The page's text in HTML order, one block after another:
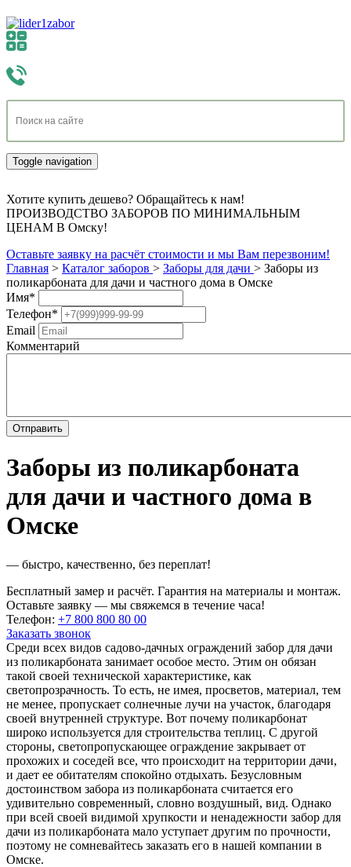
Toggle navigation
Хотите купить дешево? Обращайтесь к нам!
ПРОИЗВОДСТВО ЗАБОРОВ ПО МИНИМАЛЬНЫМ
ЦЕНАМ В Омску!
Оставьте заявку на расчёт стоимости и мы Вам перезвоним!
Главная > Каталог заборов > Заборы для дачи > Заборы из
поликарбоната для дачи и частного дома в Омске
Имя*
Телефон*
Email
Комментарий
Заборы из поликарбоната
для дачи и частного дома в
Омске
— быстро, качественно, без переплат!
Бесплатный замер и расчёт. Гарантия на материалы и монтаж.
Оставьте заявку — мы свяжемся в течение часа!
Телефон: +7 800 800 80 00
Заказать звонок
Среди всех видов садово-дачных ограждений забор для дачи
из поликарбоната занимает особое место. Этим он обязан
такой своей технической характеристике, как
светопрозрачность. То есть, не имея, просветов, материал, тем
не менее, пропускает солнечные лучи на участок, благодаря
своей внутренней структуре. Вот почему поликарбонат
широко используется для строительства теплиц. С другой
стороны, светопропускающее ограждение закрывает от
прохожих и соседей все, что происходит на территории дачи,
и дает ее обитателям спокойно отдыхать. Безусловным
достоинством забора из поликарбоната считается его
удивительно современный, словно воздушный, вид. Однако
при всей своей видимой хрупкости и ненадежности забор для
дачи из поликарбоната мало уступает другим по прочности,
поэтому не сомневайтесь заказать его в нашей компании в
Омске.